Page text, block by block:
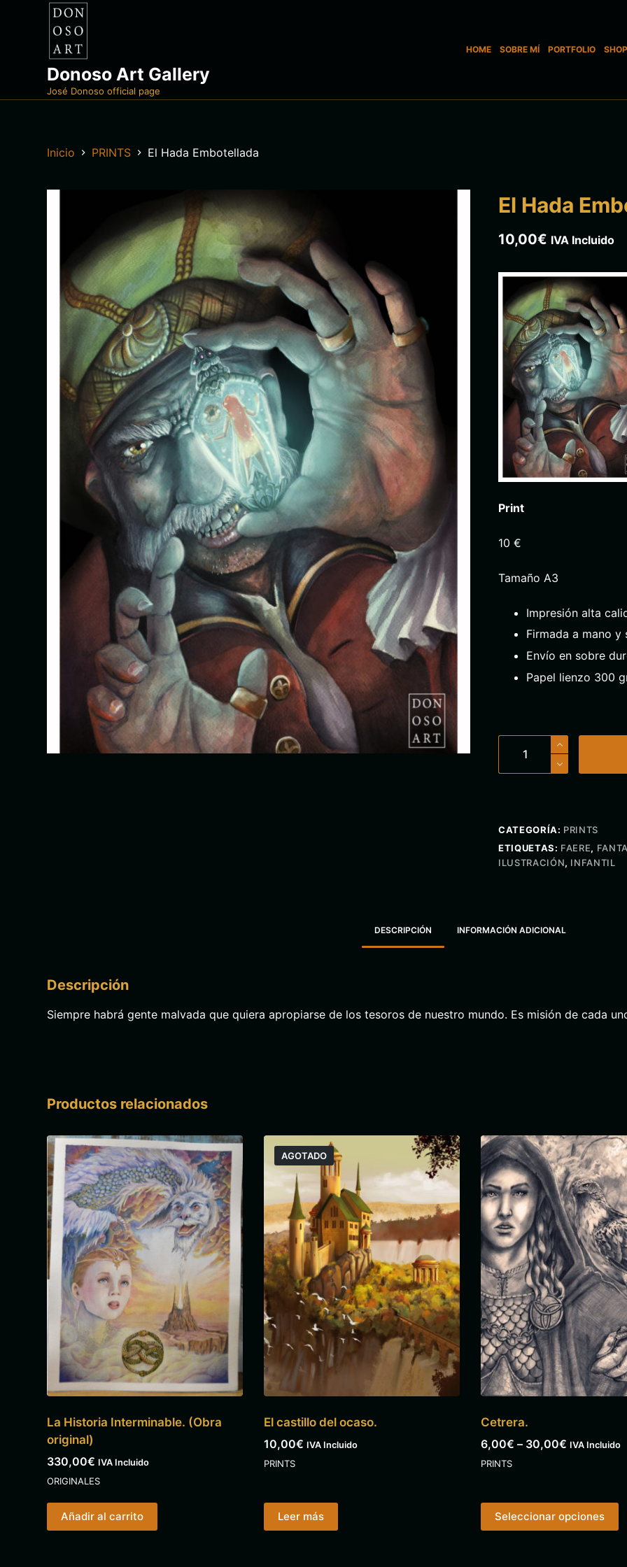
Donoso Art Gallery
José Donoso official page
HOME SOBRE MÍ PORTFOLIO SHOP
Inicio PRINTS El Hada Embotellada
El Hada
10,00€ IVA Incluido
Print
10 €
Tamaño A3
Impresión alta
Firmada a mano y
Envío en sobre
Papel lienzo 300
Embotellada
CATEGORÍA: PRINTS
ETIQUETAS: FAERE,
ILUSTRACIÓN, INFANTIL
DESCRIPCIÓN INFORMACIÓN ADICIONAL
Descripción
Siempre habrá gente malvada que quiera apropiarse de los tesoros de nuestro mundo. Es misión de cada
Productos relacionados
La Historia Interminable. (Obra
original)
330,00€ IVA Incluido
ORIGINALES
Añadir al carrito
AGOTADO
El castillo del ocaso.
10,00€ IVA Incluido
PRINTS
Leer más
Cetrera.
6,00€ – 30,00€ IVA Incluido
PRINTS
Seleccionar opciones